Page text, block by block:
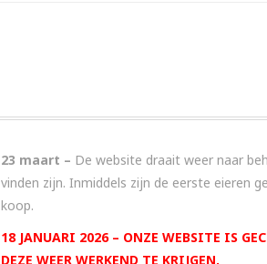
23 maart – De website draait weer naar
vinden zijn. Inmiddels zijn de eerste eieren
koop.
18 JANUARI 2026 – ONZE WEBSITE IS
DEZE WEER WERKEND TE KRIJGEN.